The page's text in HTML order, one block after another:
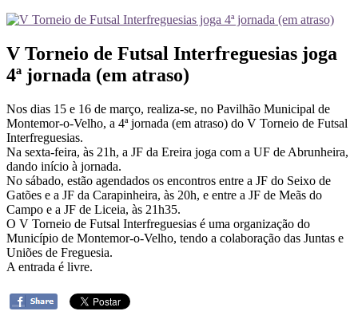
V Torneio de Futsal Interfreguesias joga
4ª jornada (em atraso)
Nos dias 15 e 16 de março, realiza-se, no Pavilhão Municipal de
Montemor-o-Velho, a 4ª jornada (em atraso) do V Torneio de Futsal
Interfreguesias.
Na sexta-feira, às 21h, a JF da Ereira joga com a UF de Abrunheira,
dando início à jornada.
No sábado, estão agendados os encontros entre a JF do Seixo de
Gatões e a JF da Carapinheira, às 20h, e entre a JF de Meãs do
Campo e a JF de Liceia, às 21h35.
O V Torneio de Futsal Interfreguesias é uma organização do
Município de Montemor-o-Velho, tendo a colaboração das Juntas e
Uniões de Freguesia.
A entrada é livre.